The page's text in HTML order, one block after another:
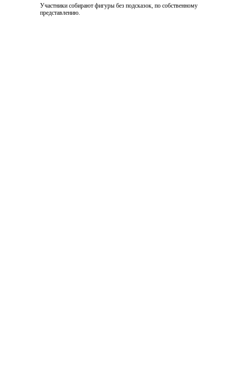
Участники собирают фигуры без подсказок, по собственному
представлению.